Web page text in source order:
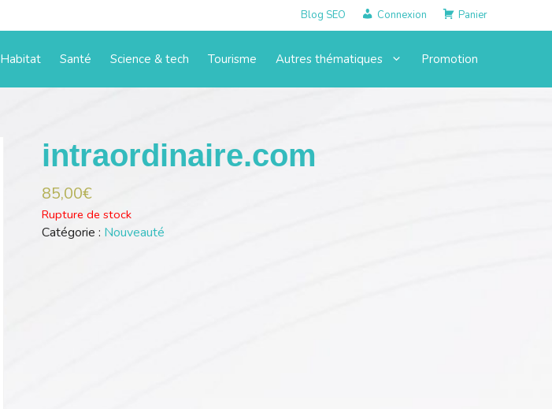
Blog SEO Connexion Panier
Habitat Santé Science & tech Tourisme Autres thématiques Promotion
intraordinaire.com
85,00€
Rupture de stock
Catégorie : Nouveauté